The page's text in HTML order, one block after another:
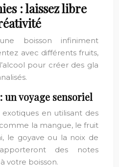
: laissez libre
boisson infiniment
avec différents fruits,
pour créer des gla
un voyage sensoriel
exotiques en utilisant des
la mangue, le fruit
le goyave ou la noix de
des notes
votre boisson.